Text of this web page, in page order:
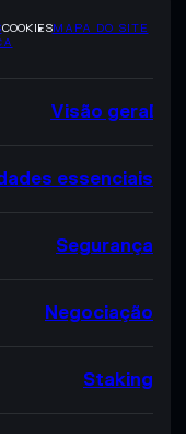
COOKIESMAPA DO SITE
Visão geral
essenciais
Segurança
Negociação
Staking